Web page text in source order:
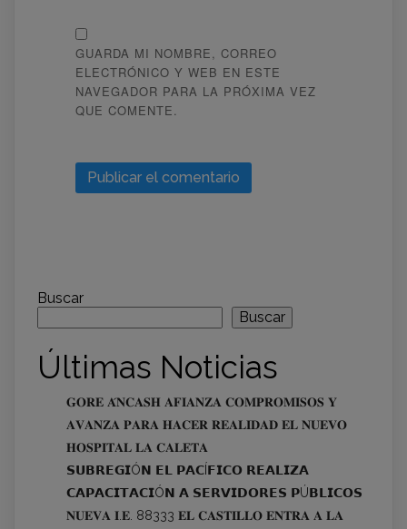
GUARDA MI NOMBRE, CORREO
ELECTRÓNICO Y WEB EN ESTE
NAVEGADOR PARA LA PRÓXIMA VEZ
QUE COMENTE.
Buscar
Buscar
Últimas Noticias
𝐆𝐎𝐑𝐄 𝐀́𝐍𝐂𝐀𝐒𝐇 𝐀𝐅𝐈𝐀𝐍𝐙𝐀 𝐂𝐎𝐌𝐏𝐑𝐎𝐌𝐈𝐒𝐎𝐒 𝐘
𝐀𝐕𝐀𝐍𝐙𝐀 𝐏𝐀𝐑𝐀 𝐇𝐀𝐂𝐄𝐑 𝐑𝐄𝐀𝐋𝐈𝐃𝐀𝐃 𝐄𝐋 𝐍𝐔𝐄𝐕𝐎
𝐇𝐎𝐒𝐏𝐈𝐓𝐀𝐋 𝐋𝐀 𝐂𝐀𝐋𝐄𝐓𝐀
𝗦𝗨𝗕𝗥𝗘𝗚𝗜Ó𝗡 𝗘𝗟 𝗣𝗔𝗖Í𝗙𝗜𝗖𝗢 𝗥𝗘𝗔𝗟𝗜𝗭𝗔
𝗖𝗔𝗣𝗔𝗖𝗜𝗧𝗔𝗖𝗜Ó𝗡 𝗔 𝗦𝗘𝗥𝗩𝗜𝗗𝗢𝗥𝗘𝗦 𝗣Ú𝗕𝗟𝗜𝗖𝗢𝗦
𝐍𝐔𝐄𝐕𝐀 𝐈.𝐄. 88333 𝐄𝐋 𝐂𝐀𝐒𝐓𝐈𝐋𝐋𝐎 𝐄𝐍𝐓𝐑𝐀 𝐀 𝐋𝐀